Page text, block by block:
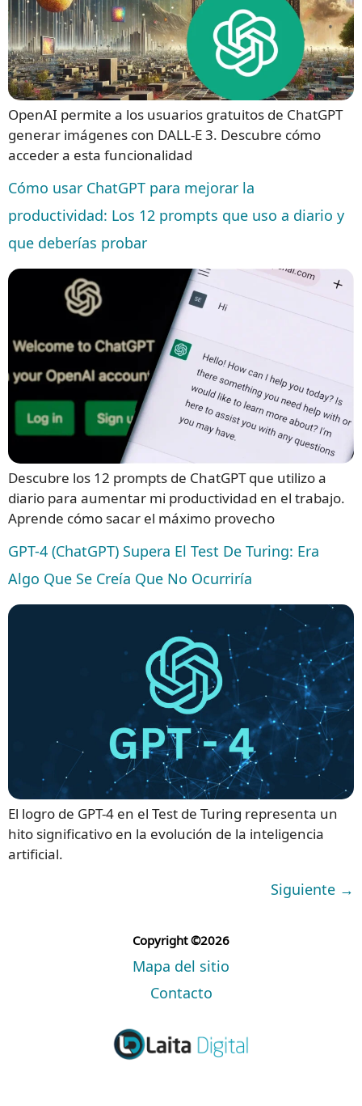
OpenAI permite a los usuarios gratuitos de ChatGPT
generar imágenes con DALL-E 3. Descubre cómo
acceder a esta funcionalidad
Cómo usar ChatGPT para mejorar la
productividad: Los 12 prompts que uso a diario y
que deberías probar
Descubre los 12 prompts de ChatGPT que utilizo a
diario para aumentar mi productividad en el trabajo.
Aprende cómo sacar el máximo provecho
GPT-4 (ChatGPT) Supera El Test De Turing: Era
Algo Que Se Creía Que No Ocurriría
El logro de GPT-4 en el Test de Turing representa un
hito significativo en la evolución de la inteligencia
artificial.
Siguiente →
Copyright ©2026
Mapa del sitio
Contacto